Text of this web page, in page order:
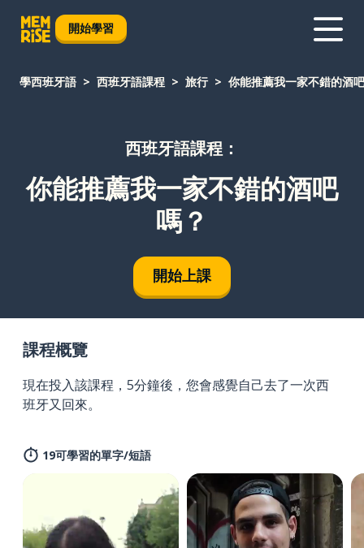
開始學習
學西班牙語 西班牙語課程 旅行 你能推薦我一家不錯的酒
西班牙語課程：
你能推薦我一家不錯的酒吧
嗎？
開始上課
課程概覽
現在投入該課程，5分鐘後，您會感覺自己去了一次西
班牙又回來。
19可學習的單字/短語